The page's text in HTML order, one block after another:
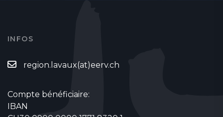
INFOS
region.lavaux(at)eerv.ch
Compte bénéficiaire:
IBAN